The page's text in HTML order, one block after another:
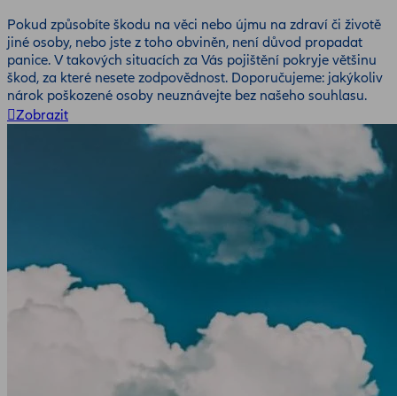
Pokud způsobíte škodu na věci nebo újmu na zdraví či životě
jiné osoby, nebo jste z toho obviněn, není důvod propadat
panice. V takových situacích za Vás pojištění pokryje většinu
škod, za které nesete zodpovědnost. Doporučujeme: jakýkoliv
nárok poškozené osoby neuznávejte bez našeho souhlasu.
Zobrazit